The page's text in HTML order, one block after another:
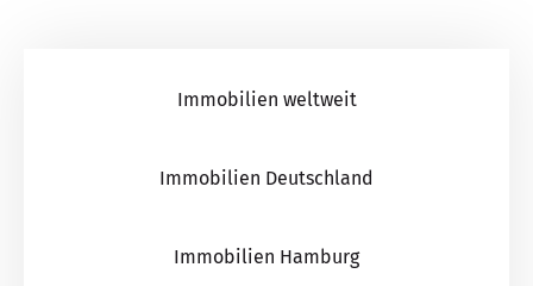
Immobilien weltweit
Immobilien Deutschland
Immobilien Hamburg